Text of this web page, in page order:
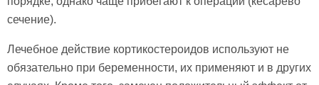
сечение).
Лечебное действие кортикостероидов используют не
обязательно при беременности, их применяют и в других